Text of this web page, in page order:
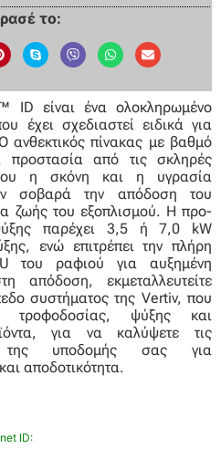
το:
είναι ένα ολοκληρωμένο
έχει σχεδιαστεί ειδικά για
ανθεκτικός πίνακας με βαθμό
προστασία από τις σκληρές
η σκόνη και η υγρασία
σοβαρά την απόδοση του
ζωής του εξοπλισμού. Η προ-
παρέχει 3,5 ή 7,0 kW
ενώ επιτρέπει την πλήρη
του ραφιού για αυξημένη
απόδοση, εκμεταλλευτείτε
συστήματος της Vertiv, που
τροφοδοσίας, ψύξης και
για να καλύψετε τις
της υποδομής σας για
αποδοτικότητα.
ID: